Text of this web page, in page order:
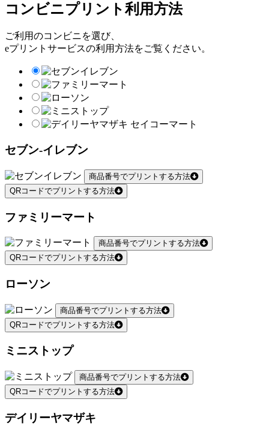
コンビニプリント利用方法
ご利用のコンビニを選び、
eプリントサービスの利用方法をご覧ください。
セブン-イレブン
商品番号でプリントする方法
QRコードでプリントする方法
ファミリーマート
商品番号でプリントする方法
QRコードでプリントする方法
ローソン
商品番号でプリントする方法
QRコードでプリントする方法
ミニストップ
商品番号でプリントする方法
QRコードでプリントする方法
デイリーヤマザキ